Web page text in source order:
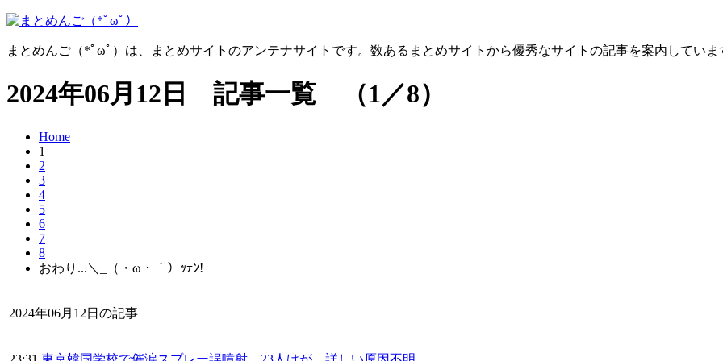
まとめんご（*ﾟωﾟ）は、まとめサイトのアンテナサイトです。数あるまとめサイトから優秀なサイトの記事を案内していま
2024年06月12日 記事一覧 （1／8）
Home
1
2
3
4
5
6
7
8
おわり...＼_（・ω・｀）ｯﾃﾝ!
2024年06月12日の記事